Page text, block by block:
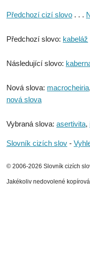
Předchozí cizí slovo . . .
Předchozí slovo: kabeláž
Následující slovo:
Nová slova: macrocheiria,
nová slova
Vybraná slova: asertivita,
Slovník cizích slov -
© 2006-2026 Slovník cizích
Jakékoliv nedovolené